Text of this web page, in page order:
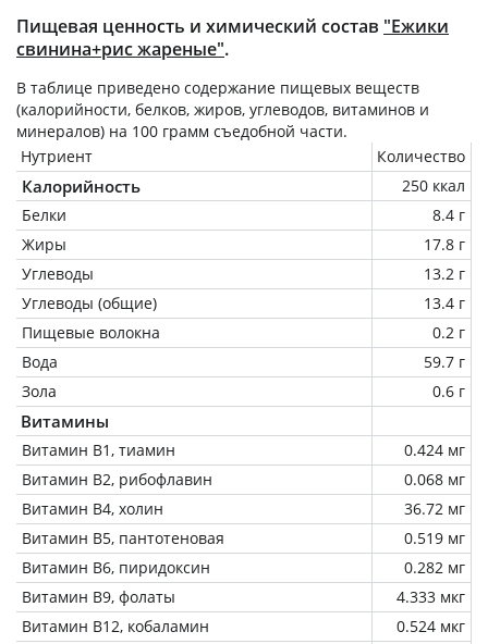
Пищевая ценность и химический состав "Ежики
свинина+рис жареные".
В таблице приведено содержание пищевых веществ
(калорийности, белков, жиров, углеводов, витаминов и
минералов) на 100 грамм съедобной части.
Нутриент
Количество
Калорийность
250 ккал
Белки
8.4 г
Жиры
17.8 г
Углеводы
13.2 г
Углеводы (общие)
13.4 г
Пищевые волокна
0.2 г
Вода
59.7 г
Зола
0.6 г
Витамины
Витамин В1, тиамин
0.424 мг
Витамин В2, рибофлавин
0.068 мг
Витамин В4, холин
36.72 мг
Витамин В5, пантотеновая
0.519 мг
Витамин В6, пиридоксин
0.282 мг
Витамин В9, фолаты
4.333 мкг
Витамин В12, кобаламин
0.524 мкг